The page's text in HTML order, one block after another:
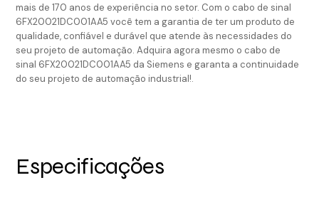
mais de 170 anos de experiência no setor. Com o cabo de sinal
6FX20021DC001AA5 você tem a garantia de ter um produto de
qualidade, confiável e durável que atende às necessidades do
seu projeto de automação. Adquira agora mesmo o cabo de
sinal 6FX20021DC001AA5 da Siemens e garanta a continuidade
do seu projeto de automação industrial!.
Especificações